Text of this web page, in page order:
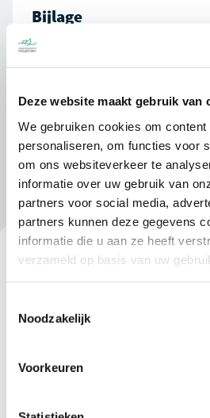
Deze website maakt gebruik van
We gebruiken cookies om
personaliseren, om functies voor
om ons websiteverkeer te
informatie over uw gebruik van
partners voor social media,
partners kunnen deze gegevens
informatie die u aan ze heeft
verzameld op basis van uw
Noodzakelijk
Voorkeuren
Bijlage
00019787_AVG.docx.pdf
Ma t/m vr 09.00 tot 17:00 uur